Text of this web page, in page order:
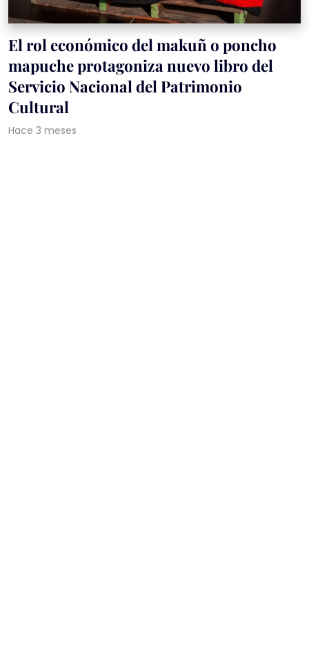
El rol económico del makuñ o poncho
mapuche protagoniza nuevo libro del
Servicio Nacional del Patrimonio
Cultural
Hace 3 meses